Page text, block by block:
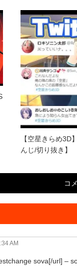
【空星きらめ3D
んじ/切り抜き】
コ
AM
sova[/url] –